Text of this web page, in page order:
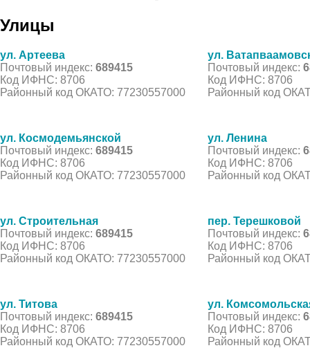
Улицы
ул. Артеева
Почтовый индекс: 689415
Код ИФНС: 8706
Районный код ОКАТО: 77230557000
ул.
Почтовый индекс:
Код ИФНС: 8706
Районный код
ул. Космодемьянской
Почтовый индекс: 689415
Код ИФНС: 8706
Районный код ОКАТО: 77230557000
ул. Ленина
Почтовый индекс:
Код ИФНС: 8706
Районный код
ул. Строительная
Почтовый индекс: 689415
Код ИФНС: 8706
Районный код ОКАТО: 77230557000
пер. Терешковой
Почтовый индекс:
Код ИФНС: 8706
Районный код
ул. Титова
Почтовый индекс: 689415
Код ИФНС: 8706
Районный код ОКАТО: 77230557000
ул.
Почтовый индекс:
Код ИФНС: 8706
Районный код